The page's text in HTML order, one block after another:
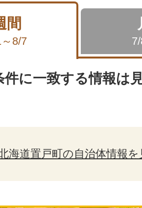
間
8/7
件に一致する情報は
海道置戸町の自治体情報を